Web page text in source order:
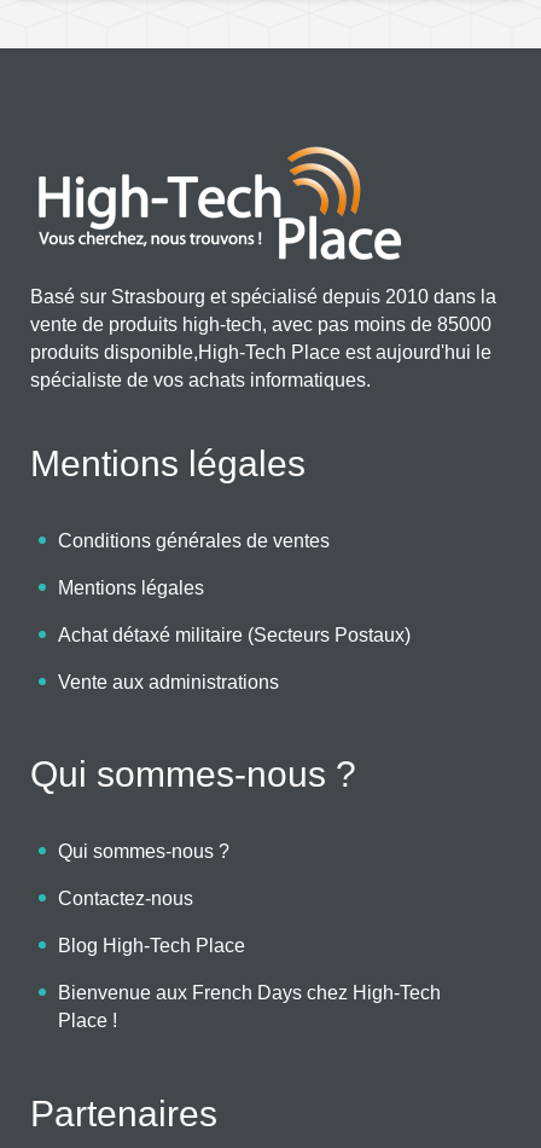
Basé sur Strasbourg et spécialisé depuis 2010 dans la
vente de produits high-tech, avec pas moins de 85000
produits disponible,High-Tech Place est aujourd'hui le
spécialiste de vos achats informatiques.
Mentions légales
Conditions générales de ventes
Mentions légales
Achat détaxé militaire (Secteurs Postaux)
Vente aux administrations
Qui sommes-nous ?
Qui sommes-nous ?
Contactez-nous
Blog High-Tech Place
Bienvenue aux French Days chez High-Tech
Place !
Partenaires